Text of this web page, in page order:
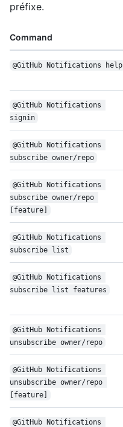
préfixe.
Command
@GitHub Notifications help
@GitHub Notifications
signin
@GitHub Notifications
subscribe owner/repo
@GitHub Notifications
subscribe owner/repo
[feature]
@GitHub Notifications
subscribe list
@GitHub Notifications
subscribe list features
@GitHub Notifications
unsubscribe owner/repo
@GitHub Notifications
unsubscribe owner/repo
[feature]
@GitHub Notifications